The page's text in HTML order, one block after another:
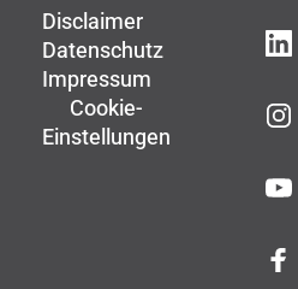
Disclaimer
Datenschutz
Impressum
Cookie-
Einstellungen